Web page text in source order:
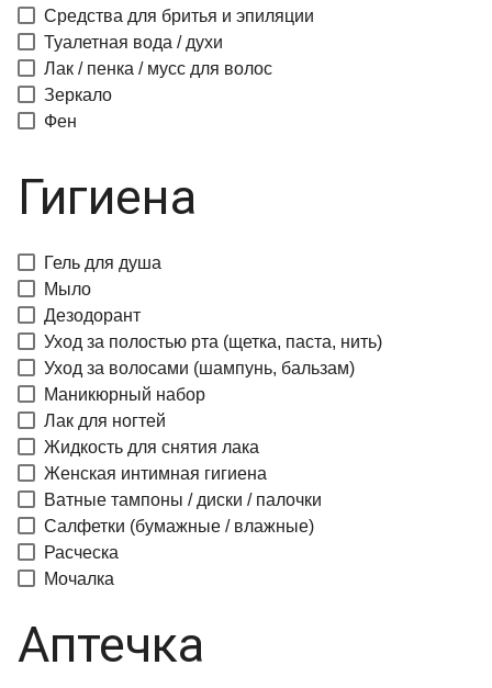
Средства для бритья и эпиляции
Туалетная вода / духи
Лак / пенка / мусс для волос
Зеркало
Фен
Гигиена
Гель для душа
Мыло
Дезодорант
Уход за полостью рта (щетка, паста, нить)
Уход за волосами (шампунь, бальзам)
Маникюрный набор
Лак для ногтей
Жидкость для снятия лака
Женская интимная гигиена
Ватные тампоны / диски / палочки
Салфетки (бумажные / влажные)
Расческа
Мочалка
Аптечка